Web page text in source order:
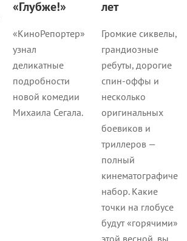
«Глубже!»
«КиноРепортер»
узнал
деликатные
подробности
новой комедии
Михаила Сегала.
лет
Громкие сиквелы,
грандиозные
ребуты, дорогие
спин-оффы и
несколько
оригинальных
боевиков и
триллеров —
полный
набор. Какие
точки на глобусе
будут «горячими»
этой весной, вы